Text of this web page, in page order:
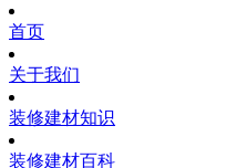
首页
关于我们
装修建材知识
装修建材百科